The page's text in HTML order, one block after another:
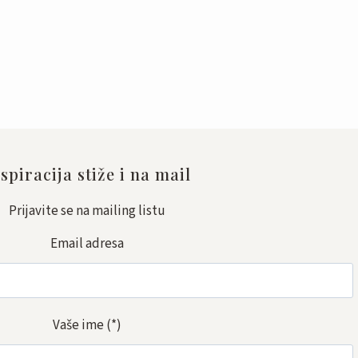
stiže i na mail
Prijavite se na mailing listu
Email adresa
Vaše ime (*)